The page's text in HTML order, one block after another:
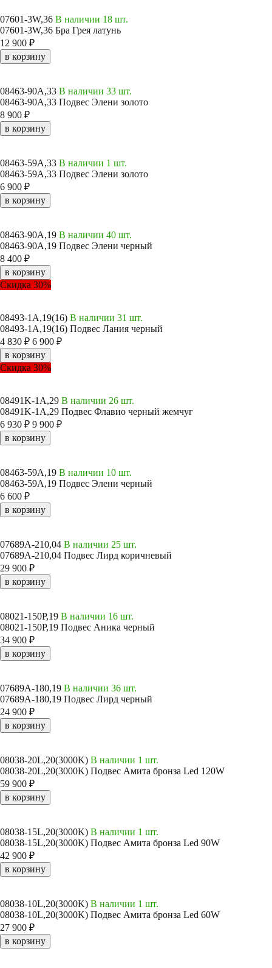
07601-3W,36 В наличии 18 шт.
07601-3W,36 Бра Грея латунь
12 900 ₽
в корзину
08463-90A,33 В наличии 33 шт.
08463-90A,33 Подвес Элени золото
8 900 ₽
в корзину
08463-59A,33 В наличии 1 шт.
08463-59A,33 Подвес Элени золото
6 900 ₽
в корзину
08463-90A,19 В наличии 40 шт.
08463-90A,19 Подвес Элени черный
8 400 ₽
в корзину
Скидка 30%
08493-1A,19(16) В наличии 31 шт.
08493-1A,19(16) Подвес Лания черный
4 830 ₽ 6 900 ₽
в корзину
Скидка 30%
08491K-1A,29 В наличии 26 шт.
08491K-1A,29 Подвес Флавио черный жемчуг
6 930 ₽ 9 900 ₽
в корзину
08463-59A,19 В наличии 10 шт.
08463-59A,19 Подвес Элени черный
6 600 ₽
в корзину
07689A-210,04 В наличии 25 шт.
07689A-210,04 Подвес Лирд коричневый
29 900 ₽
в корзину
08021-150P,19 В наличии 16 шт.
08021-150P,19 Подвес Аника черный
34 900 ₽
в корзину
07689A-180,19 В наличии 36 шт.
07689A-180,19 Подвес Лирд черный
24 900 ₽
в корзину
08038-20L,20(3000K) В наличии 1 шт.
08038-20L,20(3000K) Подвес Амита бронза Led 120W
59 900 ₽
в корзину
08038-15L,20(3000K) В наличии 1 шт.
08038-15L,20(3000K) Подвес Амита бронза Led 90W
42 900 ₽
в корзину
08038-10L,20(3000K) В наличии 1 шт.
08038-10L,20(3000K) Подвес Амита бронза Led 60W
27 900 ₽
в корзину